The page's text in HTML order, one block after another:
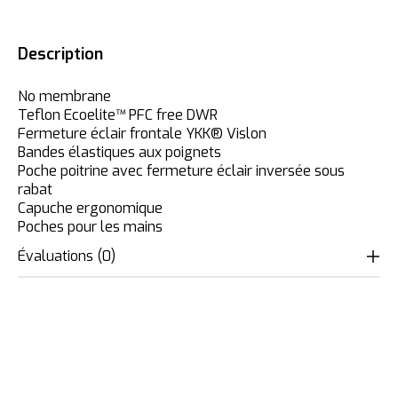
Description
No membrane
Teflon Ecoelite™ PFC free DWR
Fermeture éclair frontale YKK® Vislon
Bandes élastiques aux poignets
Poche poitrine avec fermeture éclair inversée sous
rabat
Capuche ergonomique
Poches pour les mains
Évaluations (0)